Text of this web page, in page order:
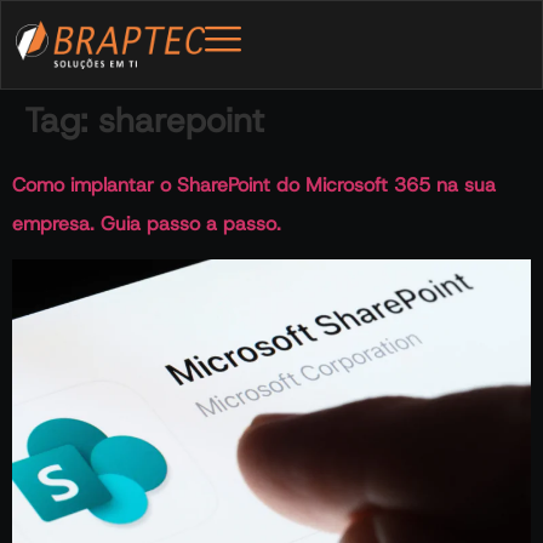
Tag: sharepoint
Como implantar o SharePoint do Microsoft 365 na sua
empresa. Guia passo a passo.